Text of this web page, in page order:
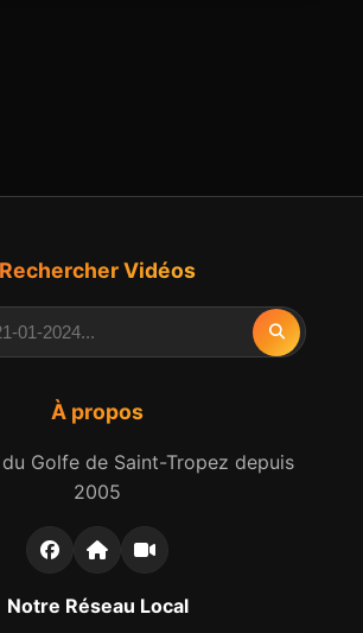
À propos
Golfe de Saint-Tropez depuis
2005
Notre Réseau Local
Rechercher Vidéos